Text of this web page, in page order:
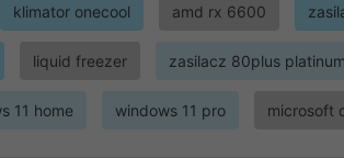
klimator onecool amd rx 6600
liquid freezer zasilacz 80plus platinum
11 home windows 11 pro microsoft